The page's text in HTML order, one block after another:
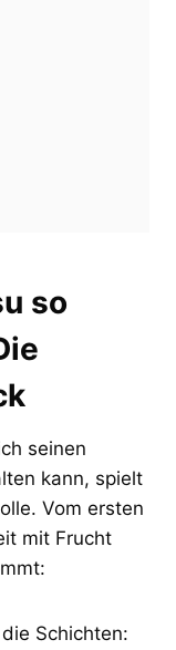
so
seinen
kann, spielt
Vom ersten
mit Frucht
Schichten: